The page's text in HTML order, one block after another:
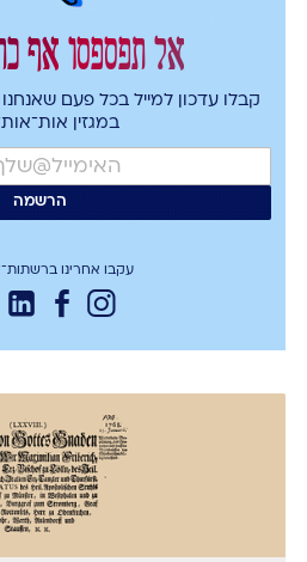
אל תפספסו אף
קבלו עדכון למייל בכל פעם
במגזין
עקבו אחרינו